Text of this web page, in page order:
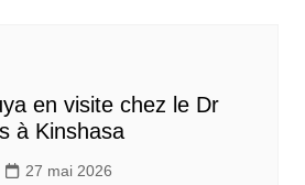
en visite chez le Dr
à Kinshasa
27 mai 2026